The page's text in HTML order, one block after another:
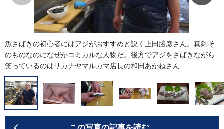
魚さばきの初心者にはアジがおすすめと説く上田勝彦さん。真剣そ
のものなのになぜかコミカルな人物だ。後方でアジをさばきながら
笑っているのはサカナヤマルカマ店長の和田あかねさん
この写真の記事を読む